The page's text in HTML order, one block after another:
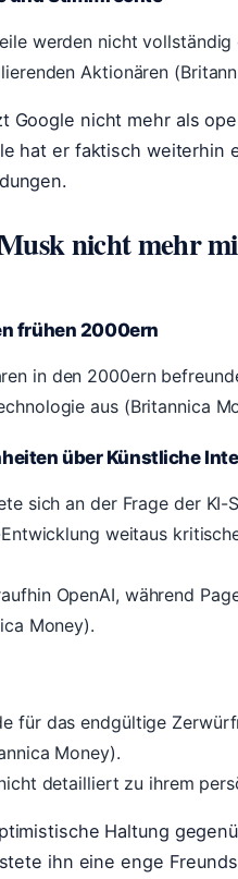
werden nicht
Aktionären
Google nicht mehr als
hat er faktisch weiterhin
nicht mehr
frühen 2000ern
in den 2000ern
aus (Britannica
über Künstliche
sich an der Frage der KI-
weitaus
OpenAI, während
Money).
für das endgültige
Money).
detailliert zu ihrem
Haltung
ihn eine enge